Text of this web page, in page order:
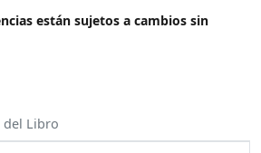
están sujetos a cambios sin
del Libro